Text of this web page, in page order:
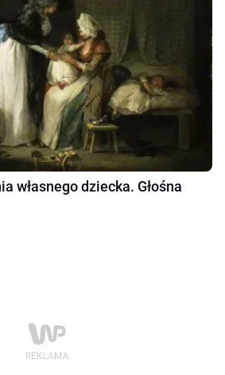
własnego dziecka. Głośna